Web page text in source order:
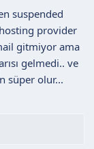
suspended
hosting provider
gitmiyor ama
gelmedi.. ve
süper olur...